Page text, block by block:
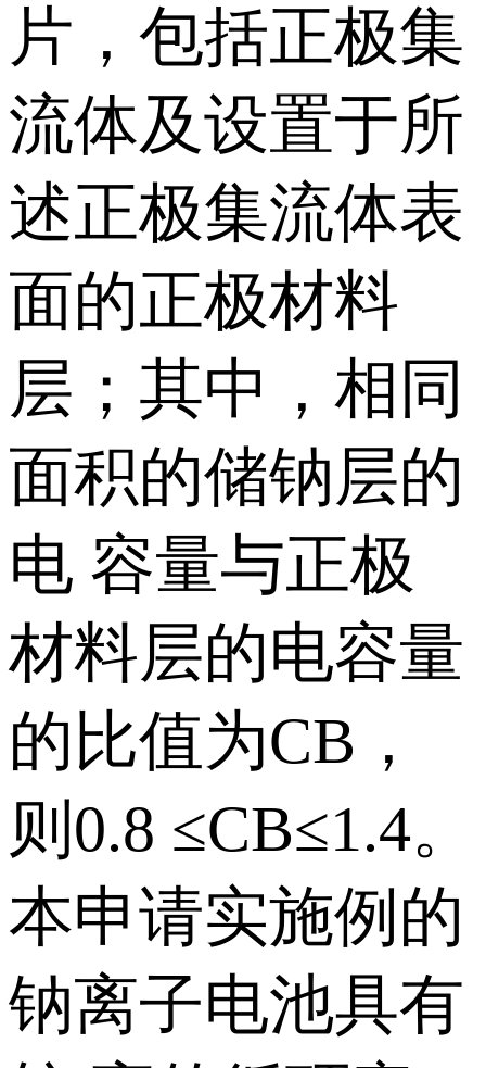
片，包括正极集
流体及设置于所
述正极集流体表
面的正极材料
层；其中，相同
面积的储钠层的
电 容量与正极
材料层的电容量
的比值为CB，
则0.8 ≤CB≤1.4。
本申请实施例的
钠离子电池具有